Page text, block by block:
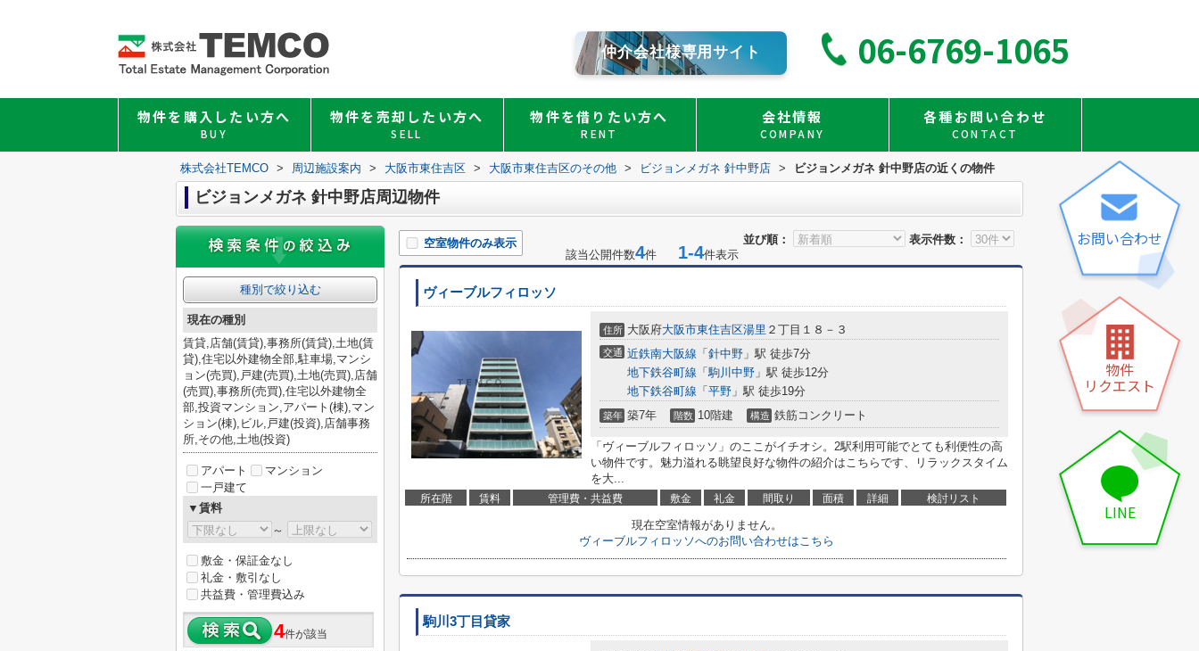
仲介会社様専用サイト 06-6769-1065
物件を購入したい方へ
BUY
物件を売却したい方へ
SELL
物件を借りたい方へ
RENT
会社情報
COMPANY
各種お問い合わせ
CONTACT
株式会社TEMCO > 周辺施設案内 > 大阪市東住吉区 > 大阪市東住吉区のその他 > ビジョンメガネ 針中野店 > ビジョンメガネ 針中野店の近くの物件
ビジョンメガネ 針中野店周辺物件
並び順： 表示件数：
空室物件のみ表示
該当公開件数4件 1-4件表示
ヴィーブルフィロッソ
住所 大阪府大阪市東住吉区湯里 ２丁目１８－３
交通 近鉄南大阪線 「 針中野 」駅 徒歩7分
地下鉄谷町線 「駒川中野 」駅 徒歩12分
地下鉄谷町線 「 平野 」駅 徒歩19分
築年 築7年 階数 10階建 構造 鉄筋コンクリート
「ヴィーブルフィロッソ」のここがイチオシ。2駅利用可能でとても利便性の高
い物件です。魅力溢れる眺望良好な物件の紹介はこちらです、リラックスタイム
を大...
所在階 賃料 管理費・共益費 敷金 礼金 間取り 面積 詳細 検討リスト
現在空室情報がありません。
ヴィーブルフィロッソへのお問い合わせはこちら
駒川3丁目貸家
種別で絞り込む
現在の種別
賃貸,店舗(賃貸),事務所(賃貸),土地(賃
貸),住宅以外建物全部,駐車場,マンシ
ョン(売買),戸建(売買),土地(売買),店舗
(売買),事務所(売買),住宅以外建物全
部,投資マンション,アパート(棟),マン
ション(棟),ビル,戸建(投資),店舗事務
所,その他,土地(投資)
アパート
マンション
一戸建て
▼賃料
～
敷金・保証金なし
礼金・敷引なし
共益費・管理費込み
4件が該当
お問い合わせ
物件
リクエスト
LINE